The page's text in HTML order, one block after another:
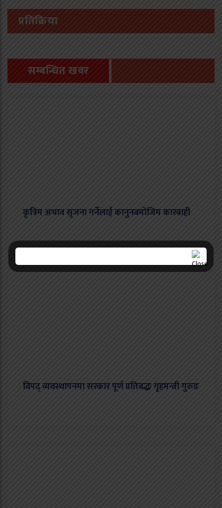
प्रतिक्रिया
सम्बन्धित खवर
कृत्रिम अभाव सृजना गर्नेलाई कानुनबमोजिम कारबाही
विपद् व्यवस्थापनमा सरकार पूर्ण प्रतिबद्धः गृहमन्त्री गुरुङ